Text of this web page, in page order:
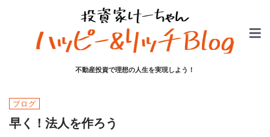
不動産投資で理想の人生を実現しよう！
ブログ
早く！法人を作ろう